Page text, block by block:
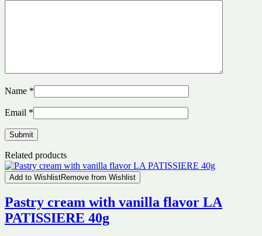
Name *
Email *
Related products
Add to WishlistRemove from Wishlist
Pastry cream with vanilla flavor LA
PATISSIERE 40g